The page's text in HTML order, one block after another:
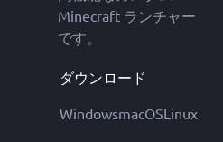
Minecraft ランチャー
です。
ダウンロード
WindowsmacOSLinux